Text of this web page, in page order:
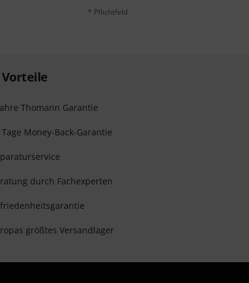
* Pflichtfeld
Thomann Garantie
Tage Money-Back-Garantie
durch Fachexperten
größtes Versandlager